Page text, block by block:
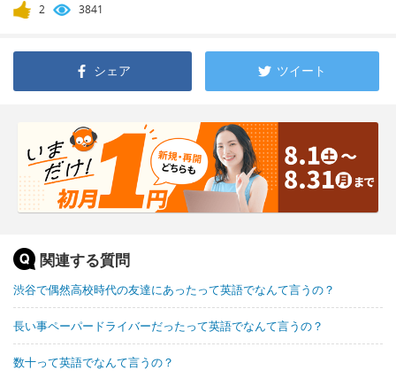
2 3841
シェア ツイート
関連する質問
渋谷で偶然高校時代の友達にあったって英語でなんて言うの？
長い事ペーパードライバーだったって英語でなんて言うの？
数十って英語でなんて言うの？